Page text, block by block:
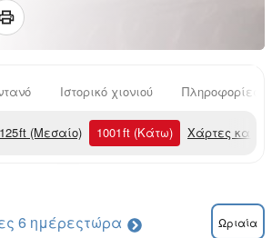
Ιστορικό χιονιού Πληροφορίες
ft (Μεσαίο) 1001ft (Κάτω) Χάρτες
6 ημέρεςτώρα Ωριαία